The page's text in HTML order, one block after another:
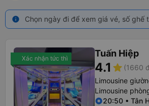
info Chọn ngày đi để xem giá vé, số
Xác nhận tức thì Tuấn Hiệp
4.1 star (1660
Limousine
Limousine
20:50 • Tân